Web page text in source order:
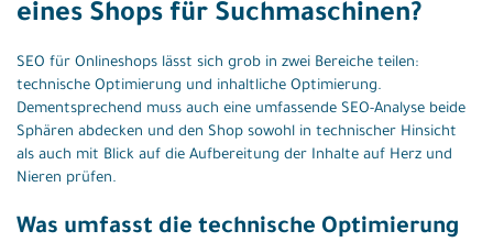
eines Shops für Suchmaschinen?
SEO für Onlineshops lässt sich grob in zwei Bereiche teilen:
technische Optimierung und inhaltliche Optimierung.
Dementsprechend muss auch eine umfassende SEO-Analyse beide
Sphären abdecken und den Shop sowohl in technischer Hinsicht
als auch mit Blick auf die Aufbereitung der Inhalte auf Herz und
Nieren prüfen.
Was umfasst die technische Optimierung